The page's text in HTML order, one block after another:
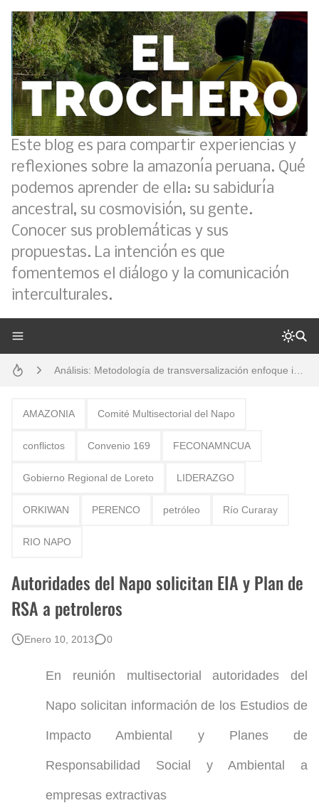
Este blog es para compartir experiencias y
reflexiones sobre la amazonía peruana. Qué
podemos aprender de ella: su sabiduría
ancestral, su cosmovisión, su gente.
Conocer sus problemáticas y sus
propuestas. La intención es que
fomentemos el diálogo y la comunicación
interculturales.
Análisis: Metodología de transversalización enfoque intercultural
Boletín BOLPER - Nro. 10 - del 31 de marzo de 2023
AMAZONIA Comité Multisectorial del Napo
conflictos Convenio 169 FECONAMNCUA
Gobierno Regional de Loreto LIDERAZGO
ORKIWAN PERENCO petróleo Río Curaray
RIO NAPO
Autoridades del Napo solicitan EIA y Plan de
RSA a petroleros
Enero 10, 2013 0
En reunión multisectorial autoridades del
Napo solicitan información de los Estudios de
Impacto Ambiental y Planes de
Responsabilidad Social y Ambiental a
empresas extractivas